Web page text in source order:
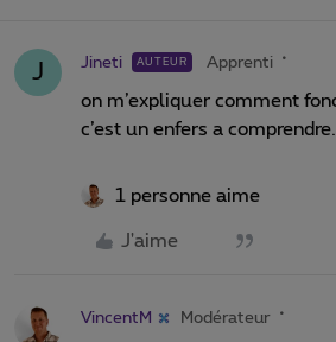
J Jineti AUTEUR Apprenti
on m’expliquer comment
c’est un enfers a comprendre.
1 personne aime
J'aime
VincentM Modérateur